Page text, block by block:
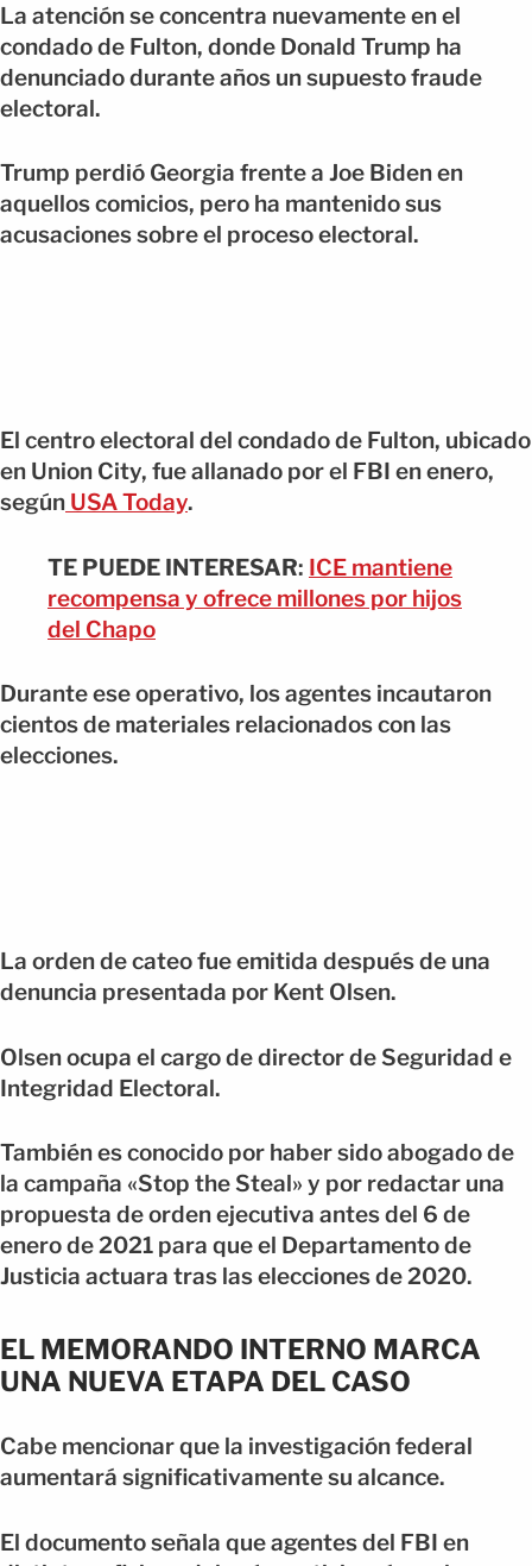
La atención se concentra nuevamente en el
condado de Fulton, donde Donald Trump ha
denunciado durante años un supuesto fraude
electoral.
Trump perdió Georgia frente a Joe Biden en
aquellos comicios, pero ha mantenido sus
acusaciones sobre el proceso electoral.
El centro electoral del condado de Fulton, ubicado
en Union City, fue allanado por el FBI en enero,
según USA Today.
TE PUEDE INTERESAR: ICE mantiene
recompensa y ofrece millones por hijos
del Chapo
Durante ese operativo, los agentes incautaron
cientos de materiales relacionados con las
elecciones.
La orden de cateo fue emitida después de una
denuncia presentada por Kent Olsen.
Olsen ocupa el cargo de director de Seguridad e
Integridad Electoral.
También es conocido por haber sido abogado de
la campaña «Stop the Steal» y por redactar una
propuesta de orden ejecutiva antes del 6 de
enero de 2021 para que el Departamento de
Justicia actuara tras las elecciones de 2020.
EL MEMORANDO INTERNO MARCA
UNA NUEVA ETAPA DEL CASO
Cabe mencionar que la investigación federal
aumentará significativamente su alcance.
El documento señala que agentes del FBI en